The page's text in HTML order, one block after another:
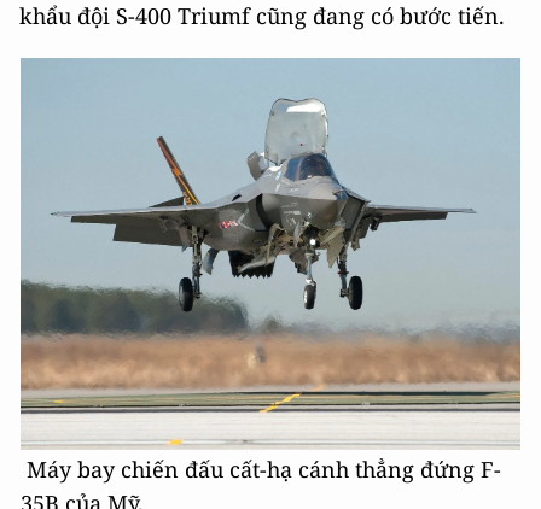
khẩu đội S-400 Triumf cũng đang có bước tiến.
Máy bay chiến đấu cất-hạ cánh thẳng đứng F-
35B của Mỹ.